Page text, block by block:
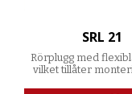
SRL 21
Rörplugg med
vilket tillåter